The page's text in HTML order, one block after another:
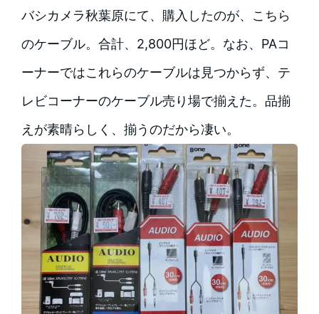
バシカメラ秋葉原にて、購入したのが、こちら
のケーブル。合計、2,800円ほど。なお、PAコ
ーナーではこれらのケーブルは見つからず、テ
レビコーナーのケーブル売り場で揃えた。品揃
えが素晴らしく、揃うのだから凄い。